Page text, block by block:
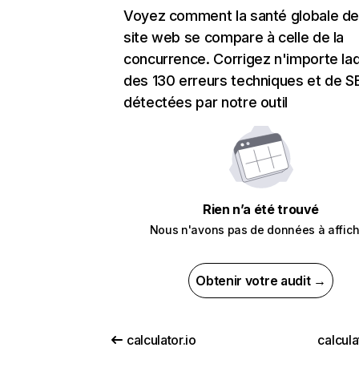
Voyez comment la santé globale
site web se compare à celle de la
concurrence. Corrigez n'importe
des 130 erreurs techniques et de
détectées par notre outil
Rien n’a été trouvé
Nous n'avons pas de données à
Obtenir votre audit →
calculator.io